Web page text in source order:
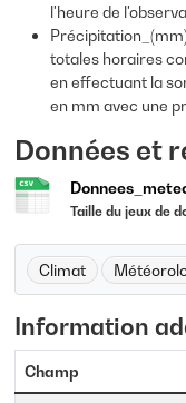
l'heure de
totales horaires
en effectuant la
en mm avec une
Données et
Taille du jeux de
Climat
Information
Champ